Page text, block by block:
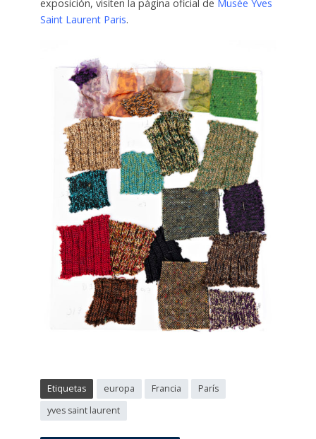
exposición, visiten la página oficial de Musée Yves
Saint Laurent Paris.
Etiquetas europa Francia
París
yves saint laurent